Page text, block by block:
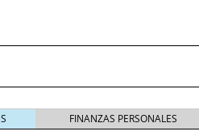
FINANZAS PERSONALES